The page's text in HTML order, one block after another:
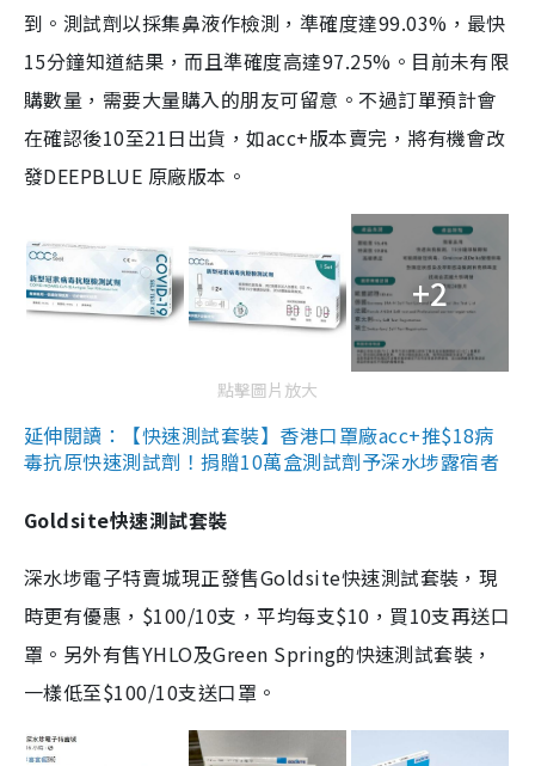
到。測試劑以採集鼻液作檢測，準確度達99.03%，最快
15分鐘知道結果，而且準確度高達97.25%。目前未有限
購數量，需要大量購入的朋友可留意。不過訂單預計會
在確認後10至21日出貨，如acc+版本賣完，將有機會改
發DEEPBLUE 原廠版本。
+2
點擊圖片放大
延伸閱讀：【快速測試套裝】香港口罩廠acc+推$18病
毒抗原快速測試劑！捐贈10萬盒測試劑予深水埗露宿者
Goldsite快速測試套裝
深水埗電子特賣城現正發售Goldsite快速測試套裝，現
時更有優惠，$100/10支，平均每支$10，買10支再送口
罩。另外有售YHLO及Green Spring的快速測試套裝，
一樣低至$100/10支送口罩。